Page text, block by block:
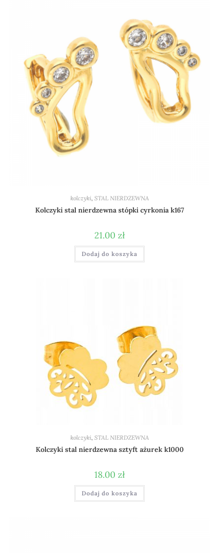
kolczyki, STAL NIERDZEWNA
Kolczyki stal nierdzewna stópki cyrkonia k167
21.00 zł
Dodaj do koszyka
kolczyki STAL NIERDZEWNA
Kolczyki stal nierdzewna sztyft ażurek k1000
18.00 zł
Dodaj do koszyka